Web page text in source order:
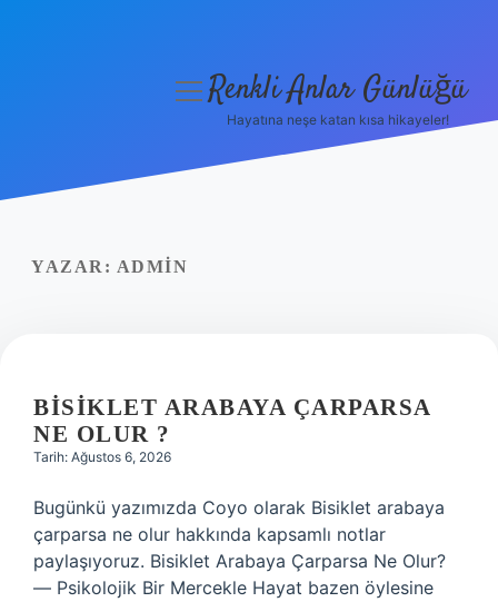
Yasal Uyarı
menüyüRenkli Anlar Günlüğü
Hayatına neşe katan kısa hikayeler!
YAZAR: ADMIN
BISIKLET ARABAYA ÇARPARSA
NE OLUR ?
Tarih: Ağustos 6, 2026
Bugünkü yazımızda Coyo olarak Bisiklet arabaya
çarparsa ne olur hakkında kapsamlı notlar
paylaşıyoruz. Bisiklet Arabaya Çarparsa Ne Olur?
— Psikolojik Bir Mercekle Hayat bazen öylesine